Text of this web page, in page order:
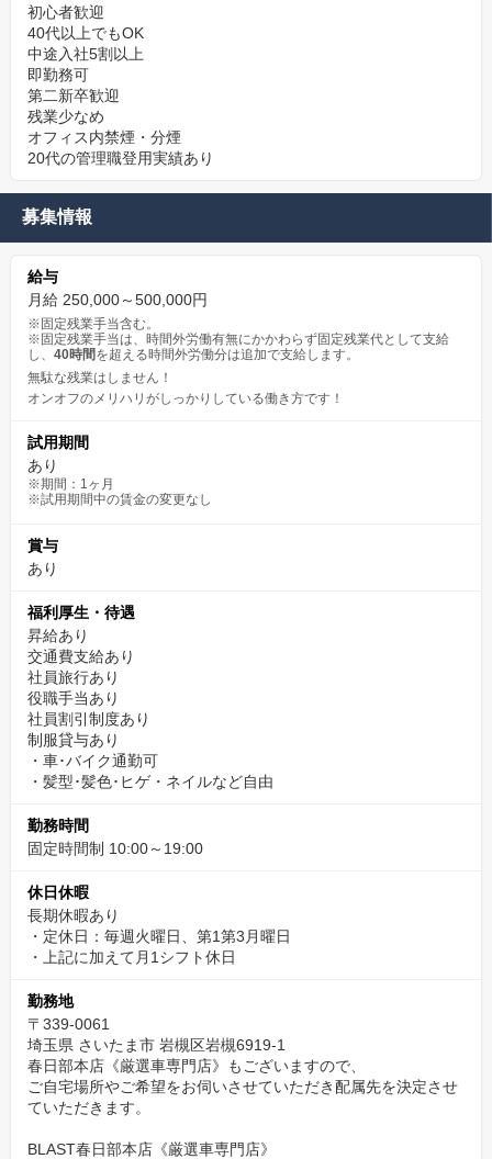
株式会社BLASTは、まだまだ成長途中の会社です。
そのため、単に「与えられた仕事をこなす」のではなく、一緒に
会社を発展させていく意欲のある方を歓迎します！
「こんなサービスを始めたい」「こうすればもっとお客様に喜ん
でもらえるのでは？」といったアイデアが、実際に形になるチャ
ンスが多いのが魅力。
現場の意見が反映されやすく、自分の提案が会社の成長に直結す
る実感を持ちながら働けます。
のコアメンバーとしてキャリアアップを目指せる環境です。
BLASTとともに成長し、会社を一緒に大きくしていきませんか？
初心者歓迎
40代以上でもOK
中途入社5割以上
即勤務可
第二新卒歓迎
残業少なめ
オフィス内禁煙・分煙
20代の管理職登用実績あり
募集情報
給与
月給 250,000～500,000円
※固定残業手当含む。
※固定残業手当は、時間外労働有無にかかわらず固定残業代として支給
し、 40時間を超える時間外労働分は追加で支給します。
無駄な残業はしません！
オンオフのメリハリがしっかりしている働き方です！
試用期間
あり
※期間：1ヶ月
※試用期間中の賃金の変更なし
賞与
あり
福利厚生・待遇
昇給あり
交通費支給あり
社員旅行あり
役職手当あり
社員割引制度あり
制服貸与あり
・車･バイク通勤可
・髪型･髪色･ヒゲ・ネイルなど自由
勤務時間
固定時間制 10:00～19:00
休日休暇
長期休暇あり
・定休日：毎週火曜日、第1第3月曜日
・上記に加えて月1シフト休日
勤務地
〒339-0061
埼玉県 さいたま市 岩槻区岩槻6919-1
春日部本店《厳選車専門店》もございますので、
ご自宅場所やご希望をお伺いさせていただき配属先を決定させ
ていただきます。
BLAST春日部本店《厳選車専門店》